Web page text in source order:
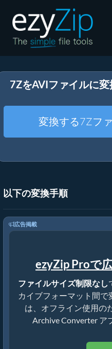
解凍する
その他のツール
7ZをAVIファイルに変
変換する7Zフ
以下の変換手順
広告掲載
ezyZip Proで
ファイルサイズ制限なし
カイブフォーマット間で
は、オフライン使用の
Archive Converter ア